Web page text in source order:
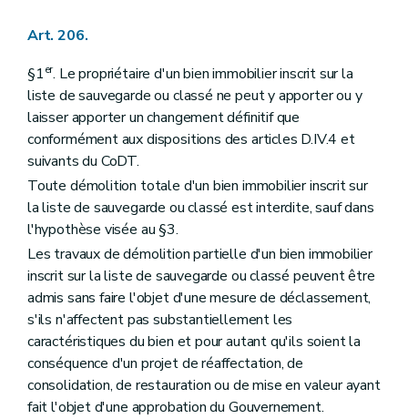
Art. 206.
§1er. Le propriétaire d'un bien immobilier inscrit sur la
liste de sauvegarde ou classé ne peut y apporter ou y
laisser apporter un changement définitif que
conformément aux dispositions des articles D.IV.4 et
suivants du CoDT.
Toute démolition totale d'un bien immobilier inscrit sur
la liste de sauvegarde ou classé est interdite, sauf dans
l'hypothèse visée au §3.
Les travaux de démolition partielle d'un bien immobilier
inscrit sur la liste de sauvegarde ou classé peuvent être
admis sans faire l'objet d'une mesure de déclassement,
s'ils n'affectent pas substantiellement les
caractéristiques du bien et pour autant qu'ils soient la
conséquence d'un projet de réaffectation, de
consolidation, de restauration ou de mise en valeur ayant
fait l'objet d'une approbation du Gouvernement.